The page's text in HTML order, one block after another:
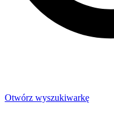
Otwórz wyszukiwarkę